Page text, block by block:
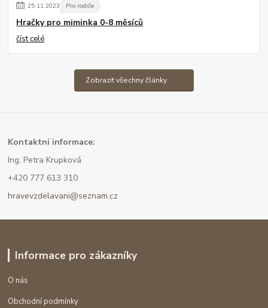
25.11.2023 Pro rodiče
Hračky pro miminka 0-8 měsíců
číst celé
Zobrazit všechny články
Kontaktní informace:
Ing. Petra Krupková
+420 777 613 310
hravevzdelavani@seznam.cz
Informace pro zákazníky
O nás
Obchodní podmínky